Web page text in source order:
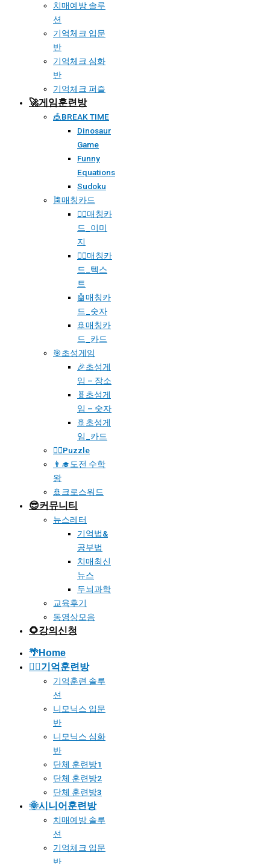
치매예방 솔루
션
기억체크 입문
반
기억체크 심화
반
기억체크 퍼즐
🚀게임훈련방
🎪BREAK TIME
Dinosaur
Game
Funny
Equations
Sudoku
🎏매칭카드
🐱‍🚀매칭카
드_이미
지
🐱‍👓매칭카
드_텍스
트
🤖매칭카
드_숫자
🚢매칭카
드_카드
🎯초성게임
🎉초성게
임 – 장소
🧬초성게
임 – 숫자
🚢초성게
임_카드
🧗‍♀️Puzzle
👨‍🎓도전 수학
왕
🚢크로스워드
😎커뮤니티
뉴스레터
기억법&
공부법
치매최신
뉴스
두뇌과학
교육후기
동영상모음
🌻강의신청
🌴Home
🐱‍🚀기억훈련방
기억훈련 솔루
션
니모닉스 입문
반
니모닉스 심화
반
단체 훈련방1
단체 훈련방2
단체 훈련방3
🌞시니어훈련방
치매예방 솔루
션
기억체크 입문
반